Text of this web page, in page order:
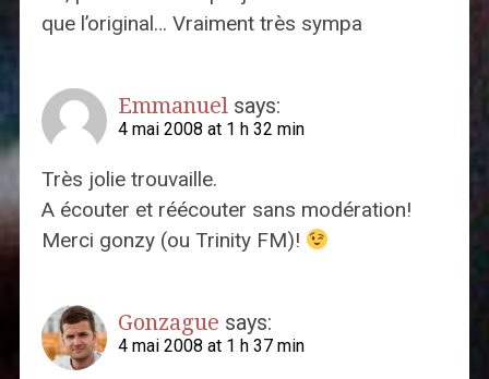
que l’original… Vraiment très sympa
Emmanuel says:
4 mai 2008 at 1 h 32 min
Très jolie trouvaille.
A écouter et réécouter sans modération!
Merci gonzy (ou Trinity FM)!
Gonzague says:
4 mai 2008 at 1 h 37 min